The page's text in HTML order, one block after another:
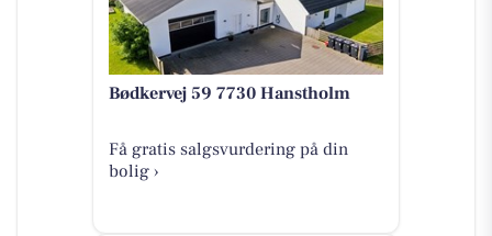
Bødkervej 59 7730 Hanstholm
Få gratis salgsvurdering på din
bolig ›